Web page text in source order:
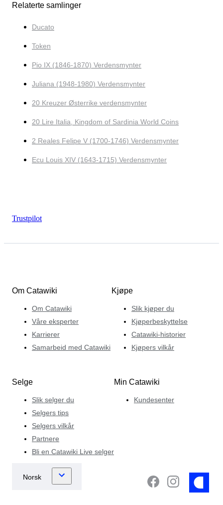
Relaterte samlinger
Ducato
Token
Pio IX (1846-1870) Verdensmynter
Juliana (1948-1980) Verdensmynter
20 Kreuzer Østerrike verdensmynter
20 Lire Italia, Kingdom of Sardinia World Coins
2 Reales Felipe V (1700-1746) Verdensmynter
Ecu Louis XIV (1643-1715) Verdensmynter
Trustpilot
Om Catawiki
Om Catawiki
Våre eksperter
Karrierer
Samarbeid med Catawiki
Kjøpe
Slik kjøper du
Kjøperbeskyttelse
Catawiki-historier
Kjøpers vilkår
Selge
Slik selger du
Selgers tips
Selgers vilkår
Partnere
Bli en Catawiki Live selger
Min Catawiki
Kundesenter